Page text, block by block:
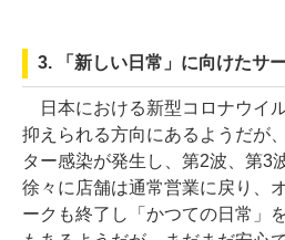
3. 「新しい日常」に向けたサ
日本における新型コロナウイ
抑えられる方向にあるようだが
ター感染が発生し、第2波、第3
徐々に店舗は通常営業に戻り、
ークも終了し「かつての日常」